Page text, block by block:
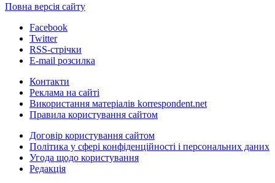
Повна версія сайту
Facebook
Twitter
RSS-стрічки
E-mail розсилка
Контакти
Реклама на сайті
Використання матеріалів korrespondent.net
Правила користування сайтом
Договір користування сайтом
Політика у сфері конфіденційності і персональних даних
Угода щодо користування
Редакція